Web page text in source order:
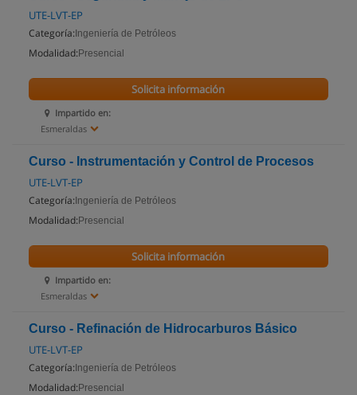
UTE-LVT-EP
Categoría: Ingeniería de Petróleos
Modalidad: Presencial
Impartido en:
Esmeraldas
Solicita información
Curso - Instrumentación y Control de Procesos
UTE-LVT-EP
Categoría: Ingeniería de Petróleos
Modalidad: Presencial
Impartido en:
Esmeraldas
Solicita información
Curso - Refinación de Hidrocarburos Básico
UTE-LVT-EP
Categoría: Ingeniería de Petróleos
Modalidad: Presencial